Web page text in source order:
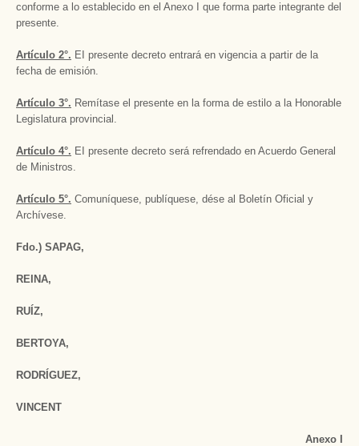
conforme a lo establecido en el Anexo I que forma parte integrante del
presente.
Artículo 2°. EI presente decreto entrará en vigencia a partir de la
fecha de emisión.
Artículo 3°. Remítase el presente en la forma de estilo a la Honorable
Legislatura provincial.
Artículo 4°. EI presente decreto será refrendado en Acuerdo General
de Ministros.
Artículo 5°. Comuníquese, publíquese, dése al Boletín Oficial y
Archívese.
Fdo.) SAPAG,
REINA,
RUÍZ,
BERTOYA,
RODRÍGUEZ,
VINCENT
Anexo I